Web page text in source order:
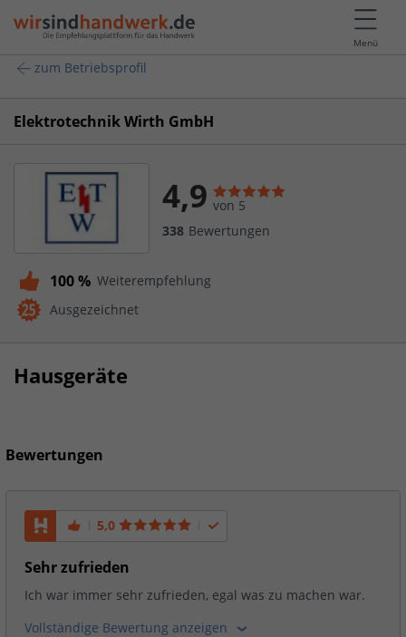
Menü
zum Betriebsprofil
Elektrotechnik Wirth GmbH
4,9 von 5
338 Bewertungen
100 % Weiterempfehlung
Ausgezeichnet
Hausgeräte
Bewertungen
5,0
Sehr zufrieden
Ich war immer sehr zufrieden, egal was zu machen war.
Vollständige Bewertung anzeigen